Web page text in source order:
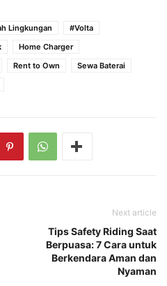
Lingkungan
#Volta
Home Charger
Rent to Own
Sewa Baterai
Next article
Tips Safety Riding Saat
Berpuasa: 7 Cara untuk
Berkendara Aman dan
Nyaman